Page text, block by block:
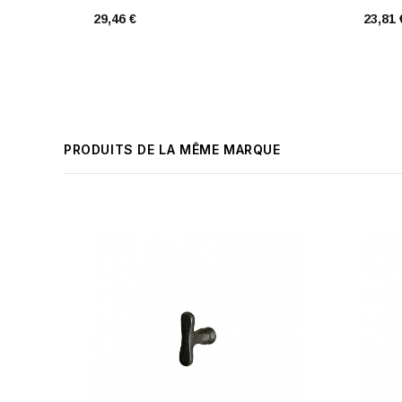
29,46 € 23,81
PRODUITS DE LA MÊME MARQUE